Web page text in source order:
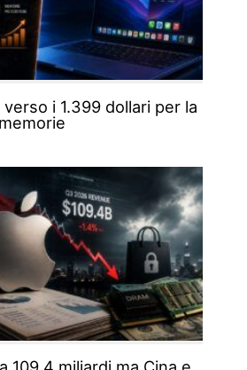
i 1.399 dollari per la